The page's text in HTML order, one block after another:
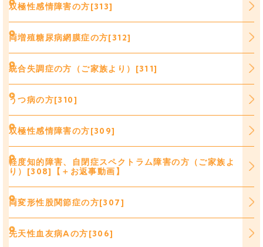
双極性感情障害の方[313]
両増殖糖尿病網膜症の方[312]
統合失調症の方（ご家族より）[311]
うつ病の方[310]
双極性感情障害の方[309]
軽度知的障害、自閉症スペクトラム障害の方（ご家族よ
り）[308]【＋お返事動画】
両変形性股関節症の方[307]
先天性血友病Aの方[306]